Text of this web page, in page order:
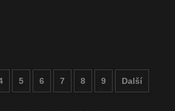
5 6 7 8 9 Další